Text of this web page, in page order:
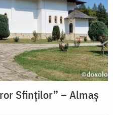
Sfinților” – Almaș